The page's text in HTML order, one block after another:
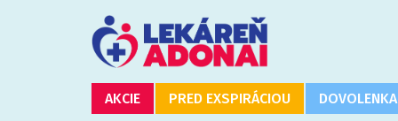
AKCIE PRED EXSPIRÁCIOU DOVOLENKA